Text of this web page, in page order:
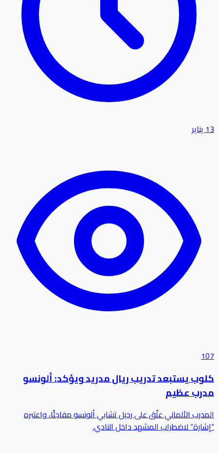
13 يناير
107
كلوب يستبعد تدريب ريال مدريد ويؤكد: ألونسو
مدرب عظيم
المدرب الألماني علّق على رحيل تشابي ألونسو مفاجئًا، واعتبره
“إشارة” لاضطراب المشهد داخل النادي.